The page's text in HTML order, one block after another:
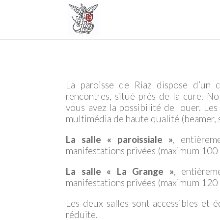
La paroisse de Riaz dispose d’un
rencontres, situé près de la cure.
vous avez la possibilité de louer.
multimédia de haute qualité (beamer,
La salle « paroissiale »,
manifestations privées (maximum 100
La salle « La Grange »,
manifestations privées (maximum 120
Les deux salles sont accessibles et
réduite.